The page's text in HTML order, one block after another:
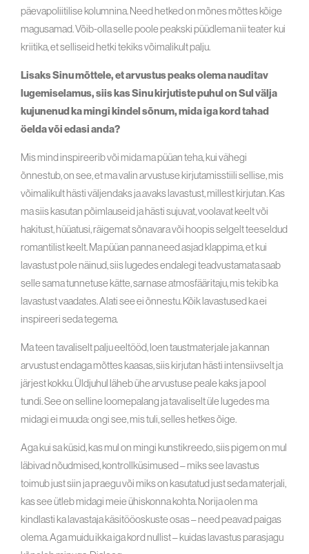
päevapoliitilise kolumnina. Need hetked on mõnes mõttes kõige
magusamad. Võib-olla selle poole peakski püüdlema nii teater kui
kriitika, et selliseid hetki tekiks võimalikult palju.
Lisaks Sinu mõttele, et arvustus peaks olema nauditav
lugemiselamus, siis kas Sinu kirjutiste puhul on Sul välja
kujunenud ka mingi kindel sõnum, mida iga kord tahad
öelda või edasi anda?
Mis mind inspireerib või mida ma püüan teha, kui vähegi
õnnestub, on see, et ma valin arvustuse kirjutamisstiili sellise, mis
võimalikult hästi väljendaks ja avaks lavastust, millest kirjutan. Kas
ma siis kasutan põimlauseid ja hästi sujuvat, voolavat keelt või
hakitust, hüüatusi, räigemat sõnavara või hoopis selgelt teeseldud
romantilist keelt. Ma püüan panna need asjad klappima, et kui
lavastust pole näinud, siis lugedes endalegi teadvustamata saab
selle sama tunnetuse kätte, sarnase atmosfääritaju, mis tekib ka
lavastust vaadates. Alati see ei õnnestu. Kõik lavastused ka ei
inspireeri seda tegema.
Ma teen tavaliselt palju eeltööd, loen taustmaterjale ja kannan
arvustust endaga mõttes kaasas, siis kirjutan hästi intensiivselt ja
järjest kokku. Üldjuhul läheb ühe arvustuse peale kaks ja pool
tundi. See on selline loomepalang ja tavaliselt üle lugedes ma
midagi ei muuda: ongi see, mis tuli, selles hetkes õige.
Aga kui sa küsid, kas mul on mingi kunstikreedo, siis pigem on mul
läbivad nõudmised, kontrollküsimused – miks see lavastus
toimub just siin ja praegu või miks on kasutatud just seda materjali,
kas see ütleb midagi meie ühiskonna kohta. Norija olen ma
kindlasti ka lavastaja käsitööoskuste osas – need peavad paigas
olema. Aga muidu ikka iga kord nullist – kuidas lavastus parasjagu